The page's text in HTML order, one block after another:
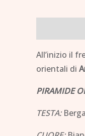
All’inizio il
orientali di
PIRAMIDE
TESTA: